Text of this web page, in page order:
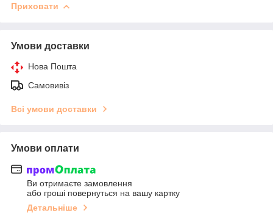
Приховати
Умови доставки
Нова Пошта
Самовивіз
Всі умови доставки
Умови оплати
Ви отримаєте замовлення
або гроші повернуться на вашу картку
Детальніше